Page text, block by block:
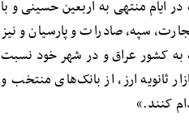
ایام منتهی به اربعین حسینی و با
سپه، صادرات و پارسیان و نیز
به کشور عراق و در شهر خود نسبت
به نرخ بازار ثانویه ارز، از بانک‌های منتخب و
کنند.»